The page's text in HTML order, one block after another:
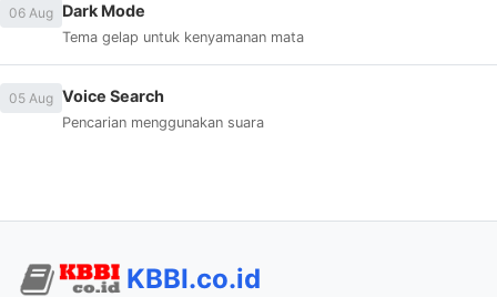
06 Aug Dark Mode
Tema gelap untuk kenyamanan mata
05 Aug Voice Search
Pencarian menggunakan suara
KBBI.co.id